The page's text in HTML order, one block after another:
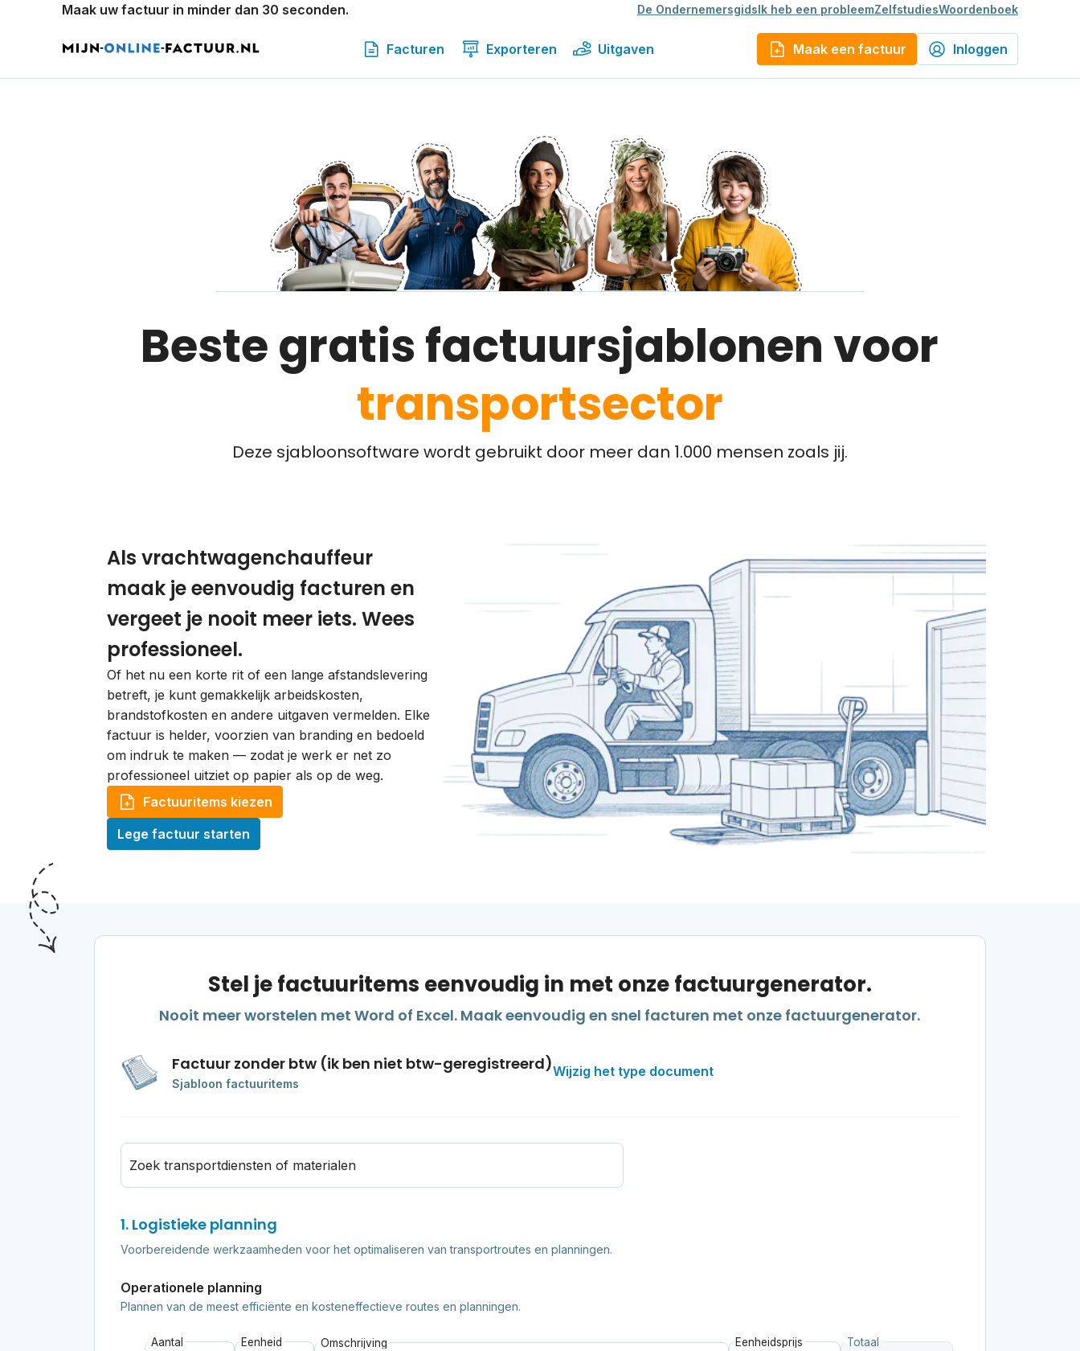
Maak uw factuur in minder dan 30 seconden. De OndernemersgidsIk heb een probleemZelfstudiesWoordenboek
Facturen Exporteren Uitgaven Maak een factuur Inloggen
Beste gratis factuursjablonen voor
transportsector
Deze sjabloonsoftware wordt gebruikt door meer dan 1.000 mensen zoals jij.
Als vrachtwagenchauffeur
maak je eenvoudig facturen en
vergeet je nooit meer iets. Wees
professioneel.
Of het nu een korte rit of een lange afstandslevering
betreft, je kunt gemakkelijk arbeidskosten,
brandstofkosten en andere uitgaven vermelden. Elke
factuur is helder, voorzien van branding en bedoeld
om indruk te maken — zodat je werk er net zo
professioneel uitziet op papier als op de weg.
Factuuritems kiezen
Lege factuur starten
Stel je factuuritems eenvoudig in met onze factuurgenerator.
Nooit meer worstelen met Word of Excel. Maak eenvoudig en snel facturen met onze factuurgenerator.
Factuur zonder btw (ik ben niet btw-geregistreerd)
Sjabloon factuuritems
Wijzig het type document
Zoek transportdiensten of materialen
1. Logistieke planning
Voorbereidende werkzaamheden voor het optimaliseren van transportroutes en planningen.
Operationele planning
Plannen van de meest efficiënte en kosteneffectieve routes en planningen.
Aantal Eenheid Omschrijving Eenheidsprijs Totaal